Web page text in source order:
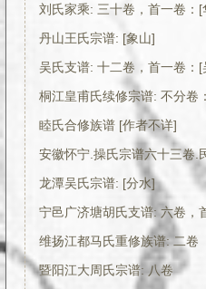
刘氏家乘: 三十卷，首一卷：[
丹山王氏宗谱: [象山]
吴氏支谱: 十二卷，首一卷：[
桐江皇甫氏续修宗谱: 不分卷
睦氏合修族谱 [作者不详]
龙潭吴氏宗谱: [分水]
宁邑广济塘胡氏支谱: 六卷，
维扬江都马氏重修族谱: 二卷
暨阳江大周氏宗谱: 八卷